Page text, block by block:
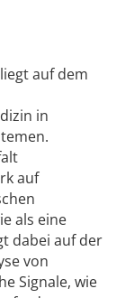
auf dem
in
auf
als eine
dabei auf der
von
Signale, wie